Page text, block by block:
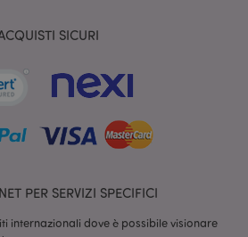
SICURI
PER SERVIZI SPECIFICI
internazionali dove è possibile visionare
Adobe Inc.